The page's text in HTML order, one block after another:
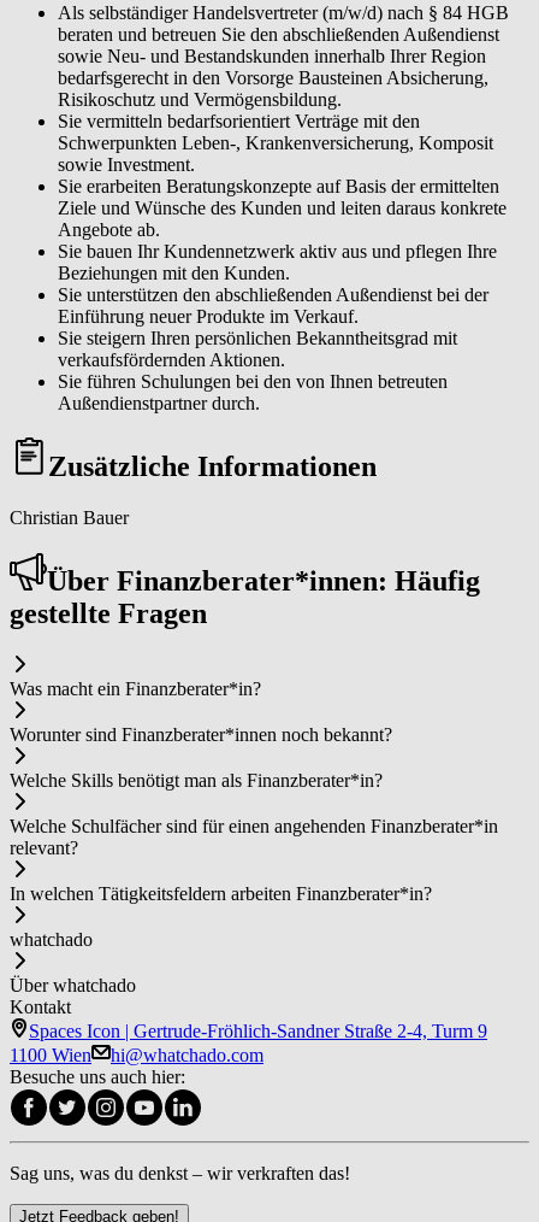
Als selbständiger Handelsvertreter (m/w/d) nach § 84 HGB
beraten und betreuen Sie den abschließenden Außendienst
sowie Neu- und Bestandskunden innerhalb Ihrer Region
bedarfsgerecht in den Vorsorge Bausteinen Absicherung,
Risikoschutz und Vermögensbildung.
Sie vermitteln bedarfsorientiert Verträge mit den
Schwerpunkten Leben-, Krankenversicherung, Komposit
sowie Investment.
Sie erarbeiten Beratungskonzepte auf Basis der ermittelten
Ziele und Wünsche des Kunden und leiten daraus konkrete
Angebote ab.
Sie bauen Ihr Kundennetzwerk aktiv aus und pflegen Ihre
Beziehungen mit den Kunden.
Sie unterstützen den abschließenden Außendienst bei der
Einführung neuer Produkte im Verkauf.
Sie steigern Ihren persönlichen Bekanntheitsgrad mit
verkaufsfördernden Aktionen.
Sie führen Schulungen bei den von Ihnen betreuten
Außendienstpartner durch.
Zusätzliche Informationen
Christian Bauer
Über Fi­nanz­be­ra­ter*in­nen: Häufig
gestellte Fragen
Was macht ein Fi­nanz­be­ra­ter*in?
Worunter sind Fi­nanz­be­ra­ter*in­nen noch bekannt?
Welche Skills benötigt man als Fi­nanz­be­ra­ter*in?
Welche Schulfächer sind für einen angehenden Fi­nanz­be­ra­ter*in
relevant?
In welchen Tätigkeitsfeldern arbeiten Fi­nanz­be­ra­ter*in?
whatchado
Über whatchado
Kontakt
Spaces Icon | Gertrude-Fröhlich-Sandner Straße 2-4, Turm 9
1100 Wien
hi@whatchado.com
Besuche uns auch hier:
Sag uns, was du denkst – wir verkraften das!
Jetzt Feedback geben!